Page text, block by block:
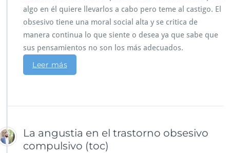
algo en él quiere llevarlos a cabo pero teme al castigo. El
obsesivo tiene una moral social alta y se critica de
manera continua lo que siente o desea ya que sabe que
sus pensamientos no son los más adecuados.
Leer más
La angustia en el trastorno obsesivo
compulsivo (toc)